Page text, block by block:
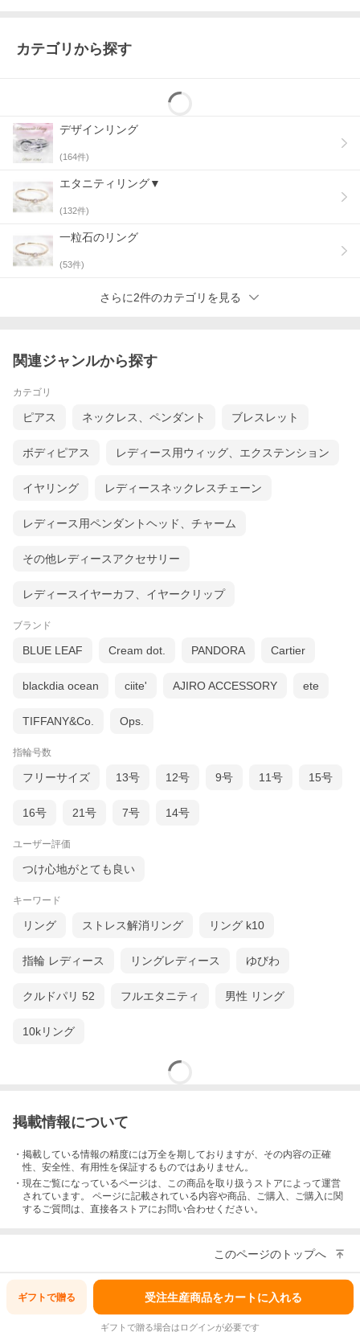
カテゴリから探す
デザインリング
(164件)
エタニティリング▼
(132件)
一粒石のリング
(53件)
さらに2件のカテゴリを見る
関連ジャンルから探す
カテゴリ
ピアス ネックレス、ペンダント ブレスレット
ボディピアス レディース用ウィッグ、エクステンション
イヤリング レディースネックレスチェーン
レディース用ペンダントヘッド、チャーム
その他レディースアクセサリー
レディースイヤーカフ、イヤークリップ
ブランド
BLUE LEAF Cream dot. PANDORA Cartier
blackdia ocean ciite' AJIRO ACCESSORY ete
TIFFANY&Co. Ops.
指輪号数
フリーサイズ 13号 12号 9号 11号 15号
16号 21号 7号 14号
ユーザー評価
つけ心地がとても良い
キーワード
リング ストレス解消リング リング k10
指輪 レディース リングレディース ゆびわ
クルドパリ 52 フルエタニティ 男性 リング
10kリング
掲載情報について
・掲載している情報の精度には万全を期しておりますが、その内容の正確
性、安全性、有用性を保証するものではありません。
・現在ご覧になっているページは、この商品を取り扱うストアによって運営
されています。 ページに記載されている内容や商品、ご購入 、ご購入に関
するご質問は、直接各ストアにお問い合わせください。
このページのトップへ
ギフトで贈る 受注生産商品をカートに入れる
ギフトで贈る場合はログインが必要です